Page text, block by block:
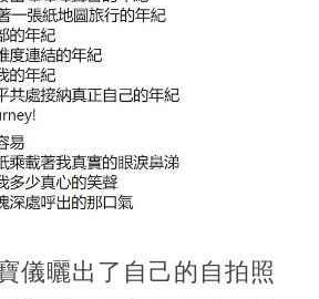
儀曬出了自己的自拍照